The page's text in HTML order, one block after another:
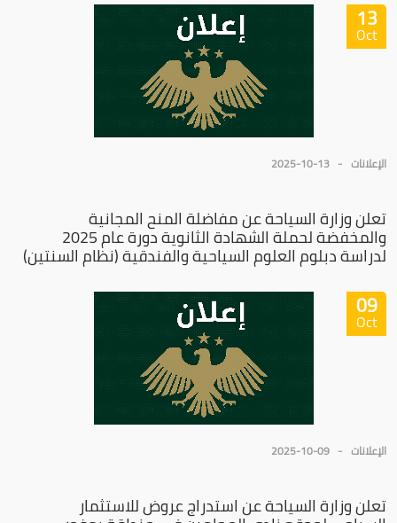
13
Oct
الإعلانات 2025-10-13
تعلن وزارة السياحة عن مفاضلة المنح المجانية
والمخفضة لحملة الشهادة الثانوية دورة عام 2025
لدراسة دبلوم العلوم السياحية والفندقية (نظام السنتين)
09
Oct
الإعلانات 2025-10-09
تعلن وزارة السياحة عن استدراج عروض للاستثمار